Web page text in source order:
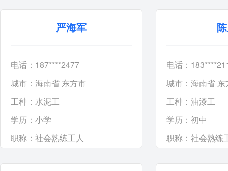
严海军
电话：187****2477
城市：海南省 东方市
工种： 水泥工
学历： 小学
职称： 社会熟练工人
电话：
城市：海南省 东
工种： 油漆工
学历： 初中
职称： 社会熟练